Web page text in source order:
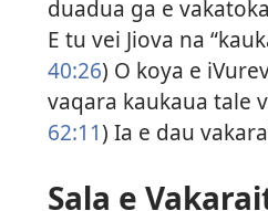
duadua ga e
E tu vei Jiova na
40:26) O koya e
vaqara kaukaua tale
62:11) Ia e dau
Sala e